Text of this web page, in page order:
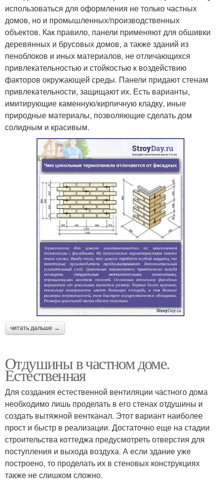
использоваться для оформления не только частных
домов, но и промышленных/производственных
объектов. Как правило, панели применяют для обшивки
деревянных и брусовых домов, а также зданий из
пеноблоков и иных материалов, не отличающихся
привлекательностью и стойкостью к воздействию
факторов окружающей среды. Панели придают стенам
привлекательности, защищают их. Есть варианты,
имитирующие каменную/кирпичную кладку, иные
природные материалы, позволяющие сделать дом
солидным и красивым.
читать дальше →
Отдушины в частном доме.
Естественная
Для создания естественной вентиляции частного дома
необходимо лишь проделать в его стенах отдушины и
создать вытяжной вентканал. Этот вариант наиболее
прост и быстр в реализации. Достаточно еще на стадии
строительства коттеджа предусмотреть отверстия для
поступления и выхода воздуха. А если здание уже
построено, то проделать их в стеновых конструкциях
также не слишком сложно.